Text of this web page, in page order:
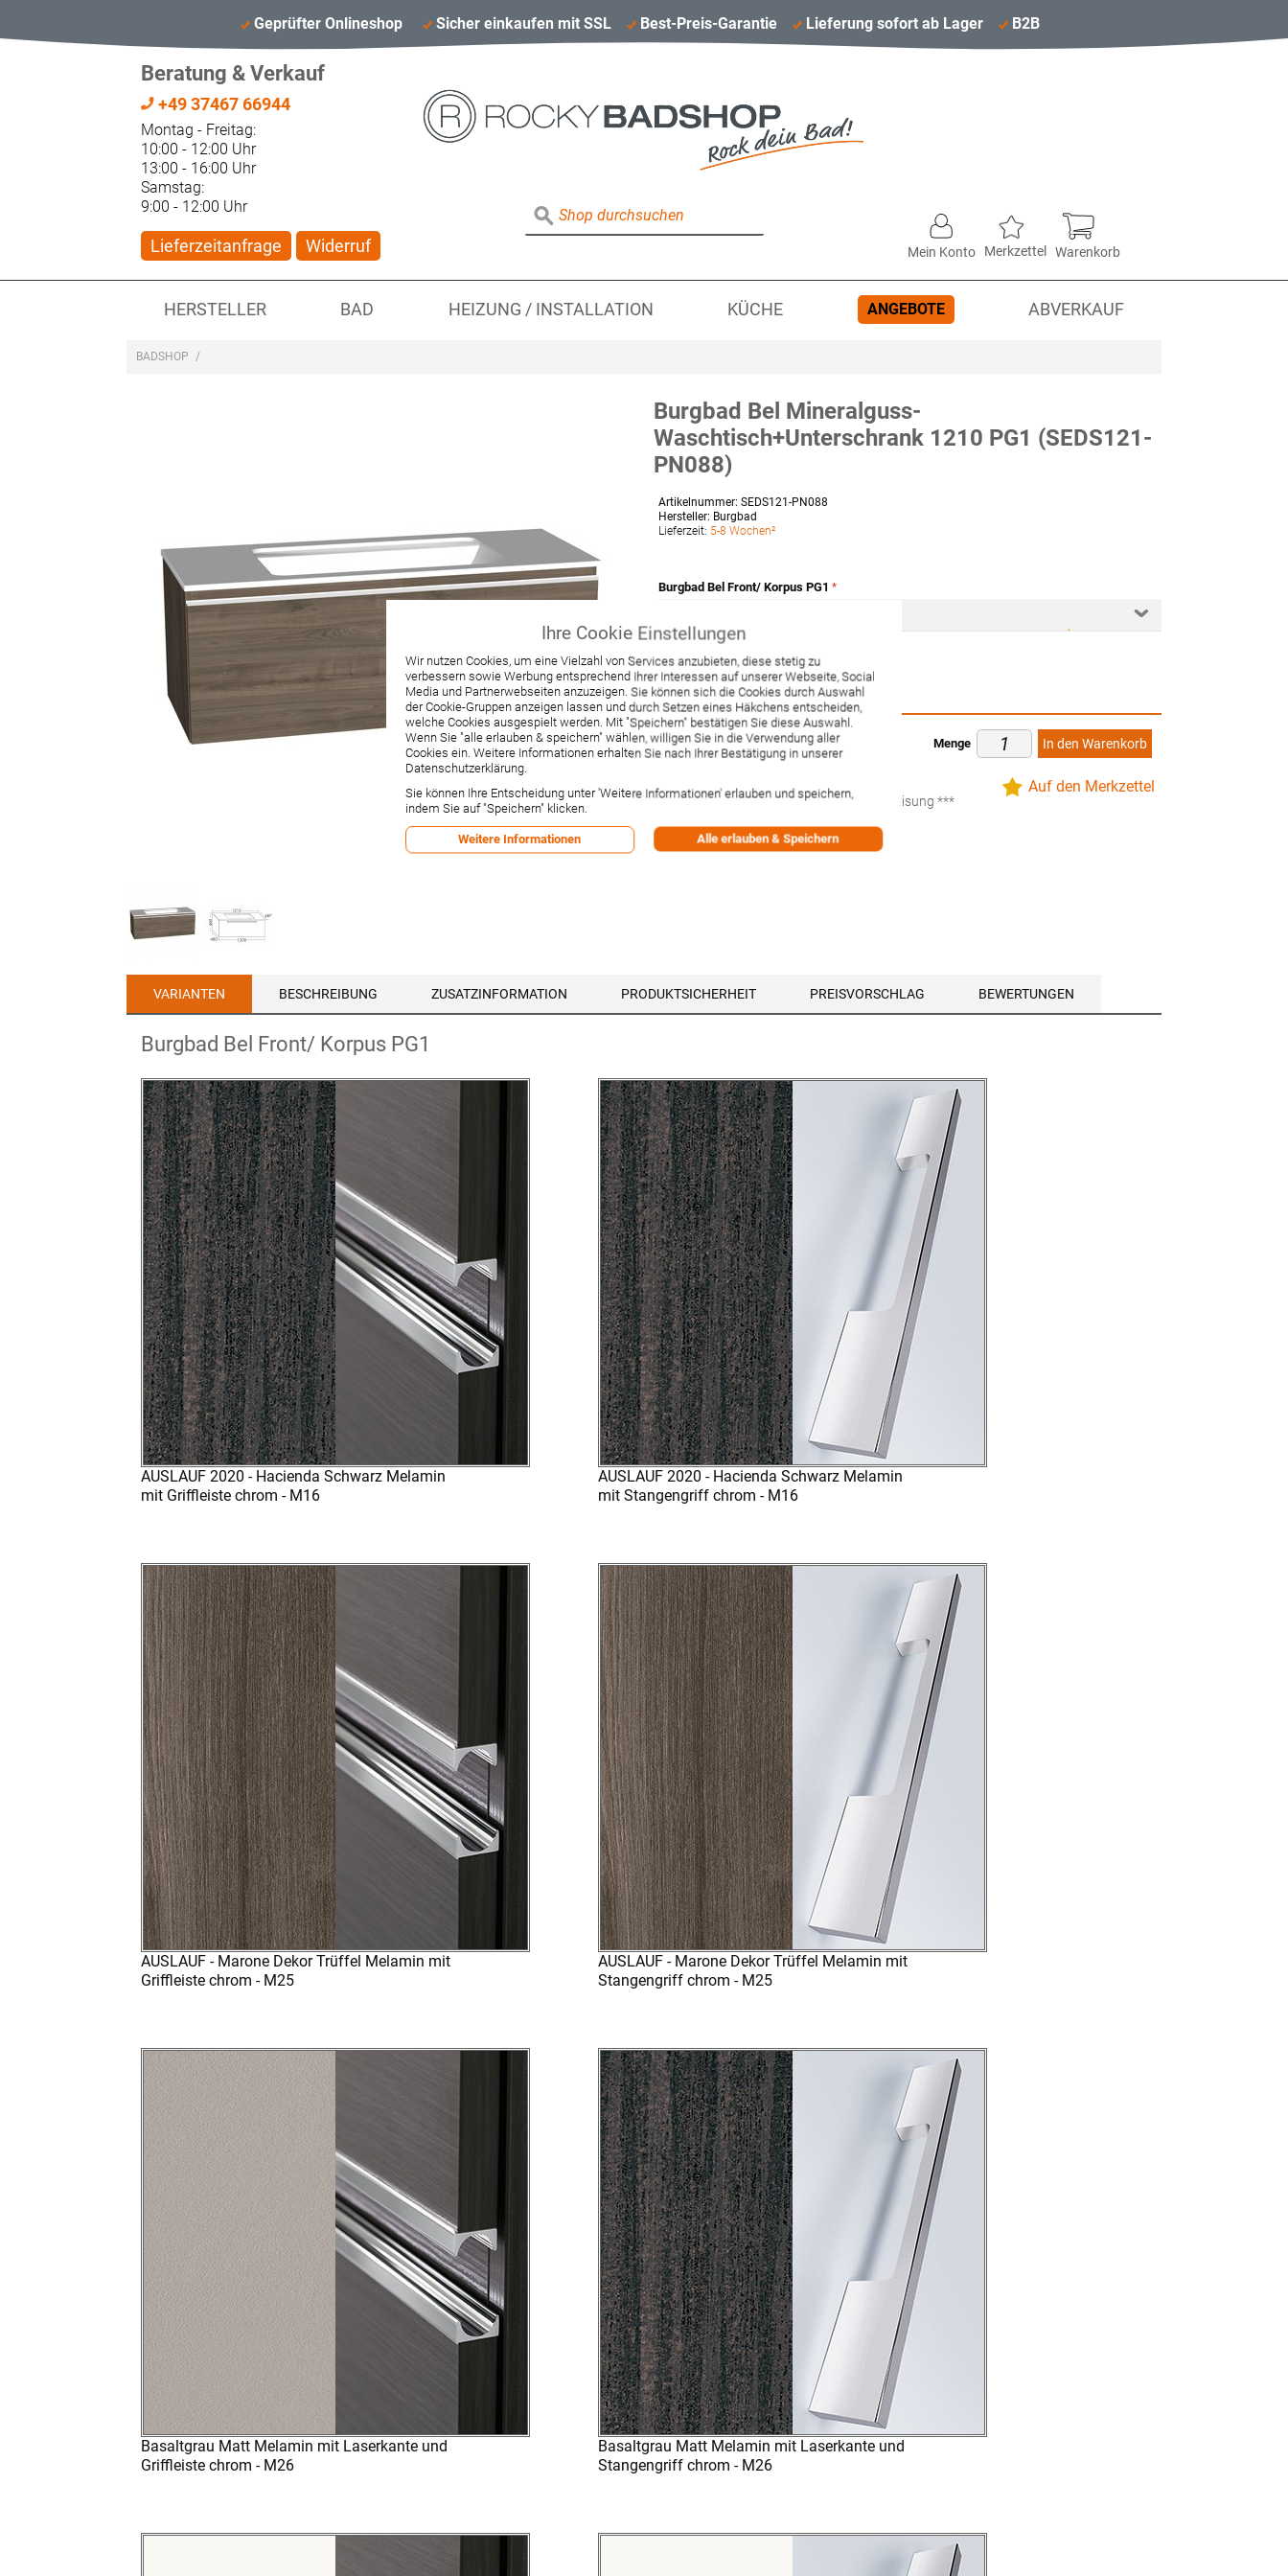
Geprüfter Onlineshop Sicher einkaufen mit SSL Best-Preis-Garantie Lieferung sofort ab Lager B2B
Beratung & Verkauf
+49 37467 66944
Montag - Freitag:
10:00 - 12:00 Uhr
13:00 - 16:00 Uhr
Samstag:
9:00 - 12:00 Uhr
Lieferzeitanfrage Widerruf Mein Konto Merkzettel Warenkorb
HERSTELLER BAD HEIZUNG / INSTALLATION KÜCHE ANGEBOTE ABVERKAUF
BADSHOP /
Burgbad Bel Mineralguss-
Waschtisch+Unterschrank 1210 PG1 (SEDS121-
PN088)
Artikelnummer: SEDS121-PN088
Hersteller: Burgbad
Lieferzeit: 5-8 Wochen²
Burgbad Bel Front/ Korpus PG1
Menge In den Warenkorb
Auf den Merkzettel
Preis ab: 1.154,88 €
-1% Rabatt bei Vorkasse per Banküberweisung ***
Versandpunkte:45
Versand erfolgt per Spedition
VARIANTEN BESCHREIBUNG ZUSATZINFORMATION PRODUKTSICHERHEIT PREISVORSCHLAG BEWERTUNGEN
Burgbad Bel Front/ Korpus PG1
AUSLAUF 2020 - Hacienda Schwarz Melamin
mit Griffleiste chrom - M16
AUSLAUF 2020 - Hacienda Schwarz Melamin
mit Stangengriff chrom - M16
AUSLAUF - Marone Dekor Trüffel Melamin mit
Griffleiste chrom - M25
AUSLAUF - Marone Dekor Trüffel Melamin mit
Stangengriff chrom - M25
Basaltgrau Matt Melamin mit Laserkante und
Griffleiste chrom - M26
Basaltgrau Matt Melamin mit Laserkante und
Stangengriff chrom - M26
Ihre Cookie Einstellungen
Wir nutzen Cookies, um eine Vielzahl von Services anzubieten, diese stetig zu
verbessern sowie Werbung entsprechend Ihrer Interessen auf unserer Webseite, Social
Media und Partnerwebseiten anzuzeigen. Sie können sich die Cookies durch Auswahl
der Cookie-Gruppen anzeigen lassen und durch Setzen eines Häkchens entscheiden,
welche Cookies ausgespielt werden. Mit "Speichern" bestätigen Sie diese Auswahl.
Wenn Sie "alle erlauben & speichern" wählen, willigen Sie in die Verwendung aller
Cookies ein. Weitere Informationen erhalten Sie nach Ihrer Bestätigung in unserer
Datenschutzerklärung.
Sie können Ihre Entscheidung unter 'Weitere Informationen' erlauben und speichern,
indem Sie auf "Speichern" klicken.
Weitere Informationen Alle erlauben & Speichern